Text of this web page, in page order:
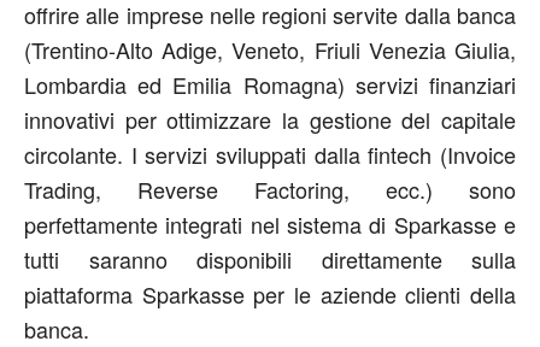
offrire alle imprese nelle regioni servite dalla banca
(Trentino-Alto Adige, Veneto, Friuli Venezia Giulia,
Lombardia ed Emilia Romagna) servizi finanziari
innovativi per ottimizzare la gestione del capitale
circolante. I servizi sviluppati dalla fintech (Invoice
Trading, Reverse Factoring, ecc.) sono
perfettamente integrati nel sistema di Sparkasse e
tutti saranno disponibili direttamente sulla
piattaforma Sparkasse per le aziende clienti della
banca.